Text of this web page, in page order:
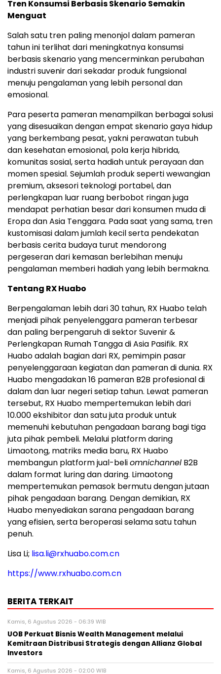
Tren Konsumsi Berbasis Skenario Semakin
Menguat
Salah satu tren paling menonjol dalam pameran
tahun ini terlihat dari meningkatnya konsumsi
berbasis skenario yang mencerminkan perubahan
industri suvenir dari sekadar produk fungsional
menuju pengalaman yang lebih personal dan
emosional.
Para peserta pameran menampilkan berbagai solusi
yang disesuaikan dengan empat skenario gaya hidup
yang berkembang pesat, yakni perawatan tubuh
dan kesehatan emosional, pola kerja hibrida,
komunitas sosial, serta hadiah untuk perayaan dan
momen spesial. Sejumlah produk seperti wewangian
premium, aksesori teknologi portabel, dan
perlengkapan luar ruang berbobot ringan juga
mendapat perhatian besar dari konsumen muda di
Eropa dan Asia Tenggara. Pada saat yang sama, tren
kustomisasi dalam jumlah kecil serta pendekatan
berbasis cerita budaya turut mendorong
pergeseran dari kemasan berlebihan menuju
pengalaman memberi hadiah yang lebih bermakna.
Tentang RX Huabo
Berpengalaman lebih dari 30 tahun, RX Huabo telah
menjadi pihak penyelenggara pameran terbesar
dan paling berpengaruh di sektor Suvenir &
Perlengkapan Rumah Tangga di Asia Pasifik. RX
Huabo adalah bagian dari RX, pemimpin pasar
penyelenggaraan kegiatan dan pameran di dunia. RX
Huabo mengadakan 16 pameran B2B profesional di
dalam dan luar negeri setiap tahun. Lewat pameran
tersebut, RX Huabo mempertemukan lebih dari
10.000 ekshibitor dan satu juta produk untuk
memenuhi kebutuhan pengadaan barang bagi tiga
juta pihak pembeli. Melalui platform daring
Limaotong, matriks media baru, RX Huabo
membangun platform jual-beliomnichannel B2B
dalam format luring dan daring. Limaotong
mempertemukan pemasok bermutu dengan jutaan
pihak pengadaan barang. Dengan demikian, RX
Huabo menyediakan sarana pengadaan barang
yang efisien, serta beroperasi selama satu tahun
penuh.
Lisa Li; lisa.li@rxhuabo.com.cn
https://www.rxhuabo.com.cn
BERITA TERKAIT
Kamis, 6 Agustus 2026 - 06:39 WIB
UOB Perkuat Bisnis Wealth Management melalui
Kemitraan Distribusi Strategis dengan Allianz Global
Investors
Kamis, 6 Agustus 2026 - 02:00 WIB